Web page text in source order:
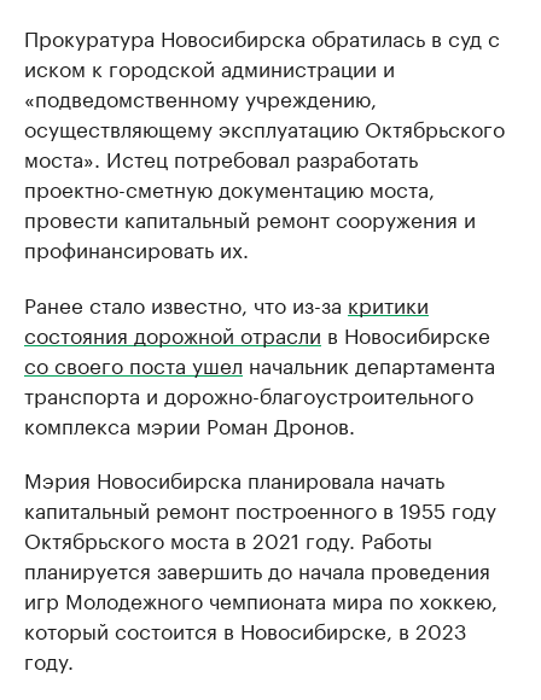
Прокуратура Новосибирска обратилась в суд с
иском к городской администрации и
«подведомственному учреждению,
осуществляющему эксплуатацию Октябрьского
моста». Истец потребовал разработать
проектно-сметную документацию моста,
провести капитальный ремонт сооружения и
профинансировать их.
Ранее стало известно, что из-за критики
состояния дорожной отрасли в Новосибирске
со своего поста ушел начальник департамента
транспорта и дорожно-благоустроительного
комплекса мэрии Роман Дронов.
Мэрия Новосибирска планировала начать
капитальный ремонт построенного в 1955 году
Октябрьского моста в 2021 году. Работы
планируется завершить до начала проведения
игр Молодежного чемпионата мира по хоккею,
который состоится в Новосибирске, в 2023
году.